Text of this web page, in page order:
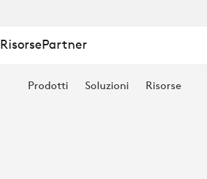
RisorsePartner
Prodotti Soluzioni Risorse